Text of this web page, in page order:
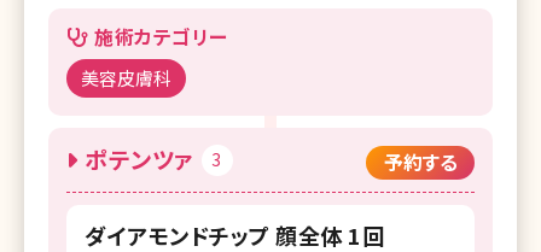
施術カテゴリー
美容皮膚科
ポテンツァ 3 予約する
ダイアモンドチップ 顔全体 1回